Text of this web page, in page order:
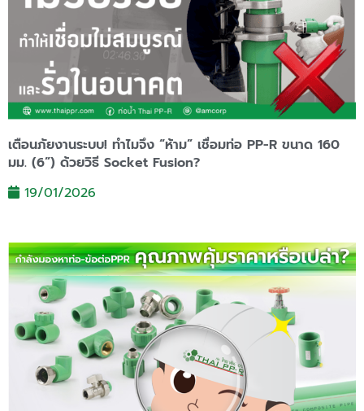
เตือนภัยงานระบบ! ทำไมจึง “ห้าม” เชื่อมท่อ PP-R ขนาด 160
มม. (6”) ด้วยวิธี Socket Fusion?
19/01/2026